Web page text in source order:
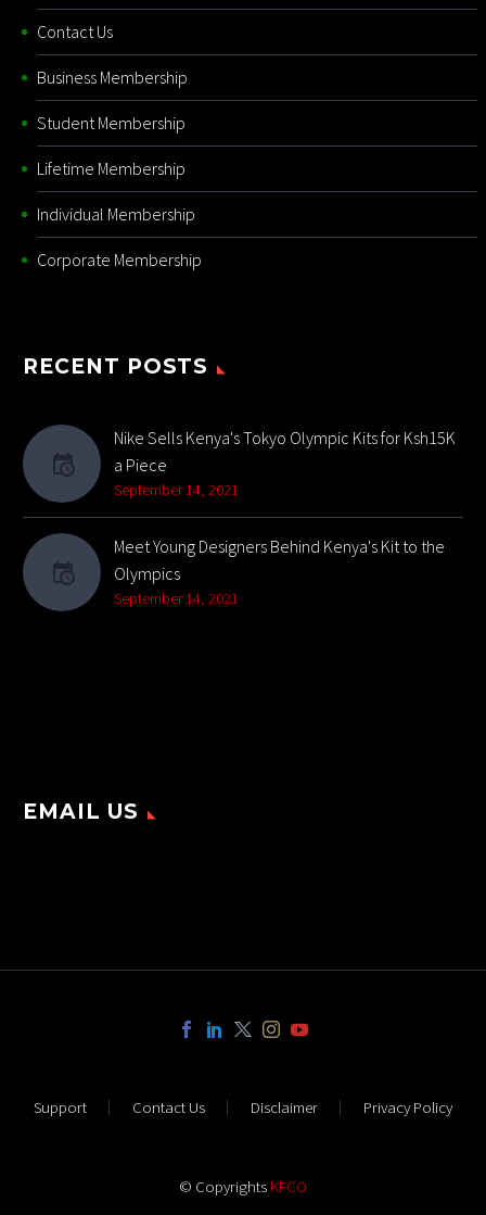
Contact Us
Business Membership
Student Membership
Lifetime Membership
Individual Membership
Corporate Membership
RECENT POSTS
Nike Sells Kenya's Tokyo Olympic Kits for Ksh15K
a Piece
September 14, 2021
Meet Young Designers Behind Kenya's Kit to the
Olympics
September 14, 2021
EMAIL US
Support Contact Us Disclaimer Privacy Policy
© Copyrights KFCO